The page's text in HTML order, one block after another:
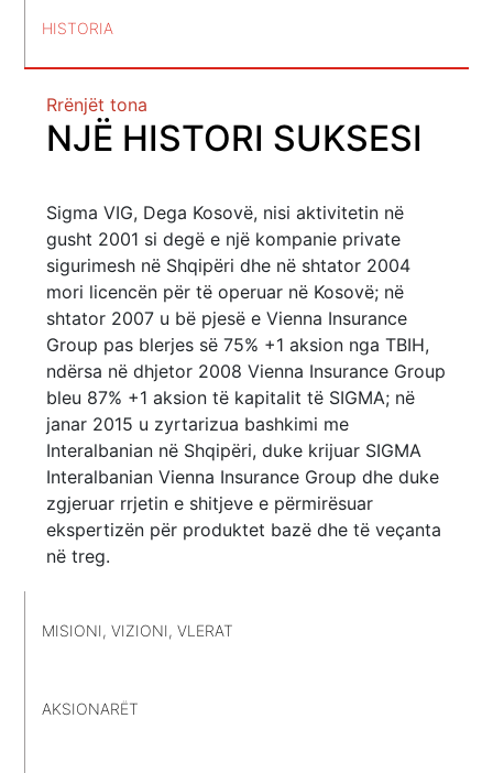
HISTORIA
Rrënjët tona
NJË HISTORI SUKSESI
Sigma VIG, Dega Kosovë, nisi aktivitetin në
gusht 2001 si degë e një kompanie private
sigurimesh në Shqipëri dhe në shtator 2004
mori licencën për të operuar në Kosovë; në
shtator 2007 u bë pjesë e Vienna Insurance
Group pas blerjes së 75% +1 aksion nga TBIH,
ndërsa në dhjetor 2008 Vienna Insurance Group
bleu 87% +1 aksion të kapitalit të SIGMA; në
janar 2015 u zyrtarizua bashkimi me
Interalbanian në Shqipëri, duke krijuar SIGMA
Interalbanian Vienna Insurance Group dhe duke
zgjeruar rrjetin e shitjeve e përmirësuar
ekspertizën për produktet bazë dhe të veçanta
në treg.
MISIONI, VIZIONI, VLERAT
AKSIONARËT